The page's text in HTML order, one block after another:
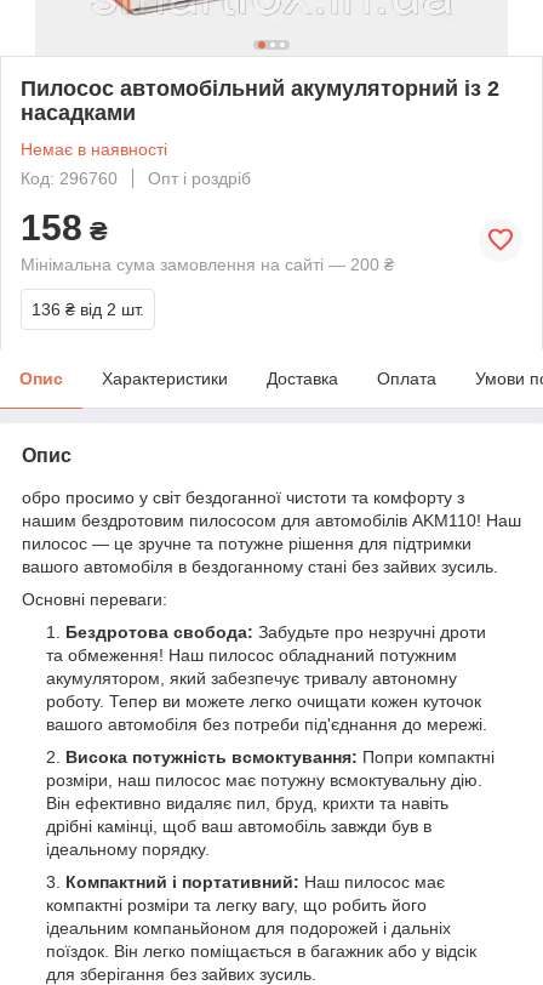
Пилосос автомобільний акумуляторний із 2
насадками
Немає в наявності
Код: 296760
Опт і роздріб
158 ₴
Мінімальна сума замовлення на сайті — 200 ₴
136 ₴ від 2 шт.
Опис Характеристики Доставка Оплата Умови
Опис
обро просимо у світ бездоганної чистоти та комфорту з
нашим бездротовим пилососом для автомобілів AKM110! Наш
пилосос — це зручне та потужне рішення для підтримки
вашого автомобіля в бездоганному стані без зайвих зусиль.
Основні переваги:
Бездротова свобода: Забудьте про незручні дроти
та обмеження! Наш пилосос обладнаний потужним
акумулятором, який забезпечує тривалу автономну
роботу. Тепер ви можете легко очищати кожен куточок
вашого автомобіля без потреби під'єднання до мережі.
Висока потужність всмоктування: Попри компактні
розміри, наш пилосос має потужну всмоктувальну дію.
Він ефективно видаляє пил, бруд, крихти та навіть
дрібні камінці, щоб ваш автомобіль завжди був в
ідеальному порядку.
Компактний і портативний: Наш пилосос має
компактні розміри та легку вагу, що робить його
ідеальним компаньйоном для подорожей і дальніх
поїздок. Він легко поміщається в багажник або у відсік
для зберігання без зайвих зусиль.